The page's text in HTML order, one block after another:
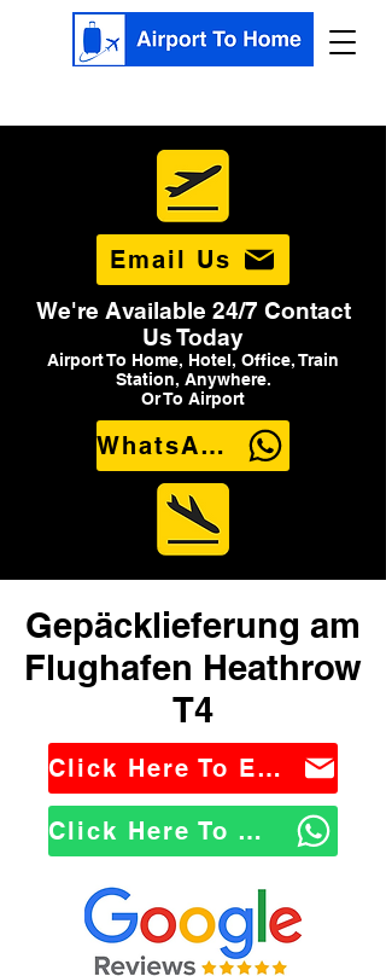
Email Us
We're Available 24/7 Contact
Us Today
Airport To Home, Hotel, Office, Train
Station, Anywhere.
Or To Airport
WhatsApp Us
Gepäcklieferung am
Flughafen Heathrow
T4
Click Here To Email Us
Click Here To WhatsApp Us